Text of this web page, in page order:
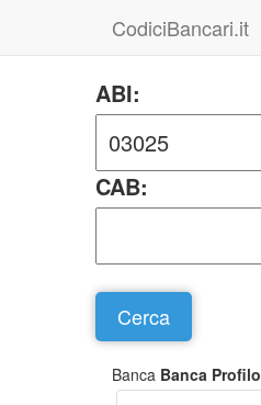
CodiciBancari.it
ABI:
CAB:
Banca Banca Profilo